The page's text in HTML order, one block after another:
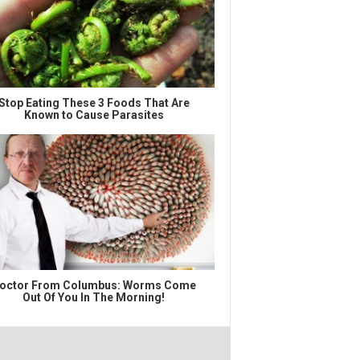
Eating These 3 Foods That Are
Known to Cause Parasites
From Columbus: Worms Come
Out Of You In The Morning!